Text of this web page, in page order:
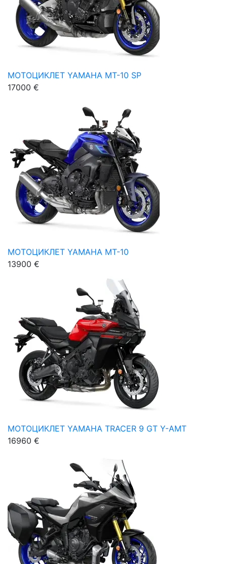
МОТОЦИКЛЕТ YAMAHA MT-10 SP
17000 €
МОТОЦИКЛЕТ YAMAHA MT-10
13900 €
МОТОЦИКЛЕТ YAMAHA TRACER 9 GT Y-AMT
16960 €